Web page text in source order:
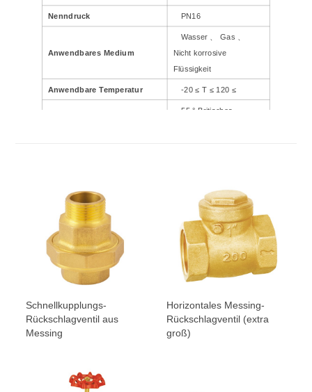
Nenndruck PN16
Anwendbares Medium
Wasser 、 Gas 、
Nicht korrosive
Flüssigkeit
Anwendbare Temperatur -20 ≤ T ≤ 120 ≤
55 ° Britisches
Schnellkupplungs-
Rückschlagventil aus
Messing
Horizontales Messing-
Rückschlagventil (extra
groß)